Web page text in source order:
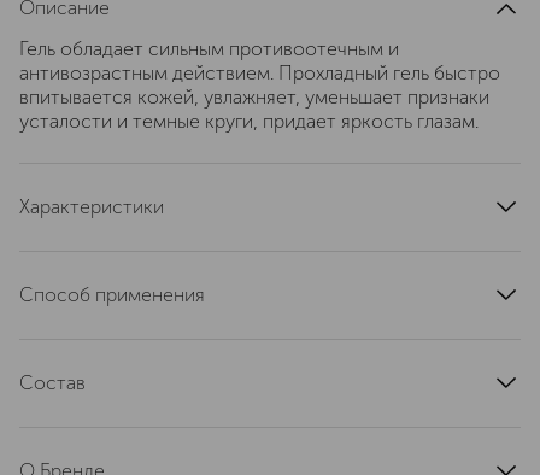
Описание
Гель обладает сильным противоотечным и
антивозрастным действием. Прохладный гель быстро
впитывается кожей, увлажняет, уменьшает признаки
усталости и темные круги, придает яркость глазам.
Характеристики
артикул
Способ применения
Состав